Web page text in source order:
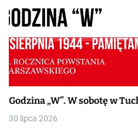
Godzina „W”. W sobotę w
30 lipca 2026